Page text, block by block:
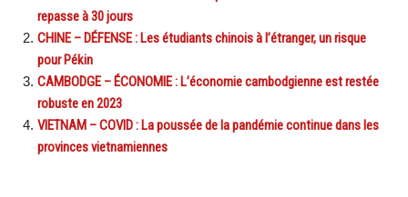
repasse à 30 jours
CHINE – DÉFENSE : Les étudiants chinois à l’étranger, un risque
pour Pékin
CAMBODGE – ÉCONOMIE : L’économie cambodgienne est restée
robuste en 2023
VIETNAM – COVID : La poussée de la pandémie continue dans les
provinces vietnamiennes